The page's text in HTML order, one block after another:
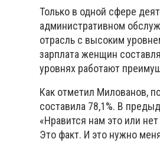
Только в одной сфере
административном
отрасль с высоким
зарплата женщин
уровнях работают
Как отметил Милованов,
составила 78,1%. В
«Нравится нам это или нет
Это факт. И это нужно